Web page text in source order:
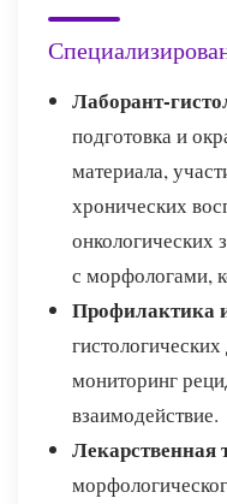
Лаборант-
подготовка и
материала,
хронических
онкологических
с морфологами,
Профилактика
мониторинг
взаимодействие.
Лекарственная